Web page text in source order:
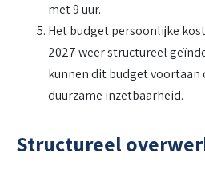
met 9 uur.
Het budget persoonlijke
2027 weer structureel
kunnen dit budget voortaan
duurzame inzetbaarheid.
Structureel